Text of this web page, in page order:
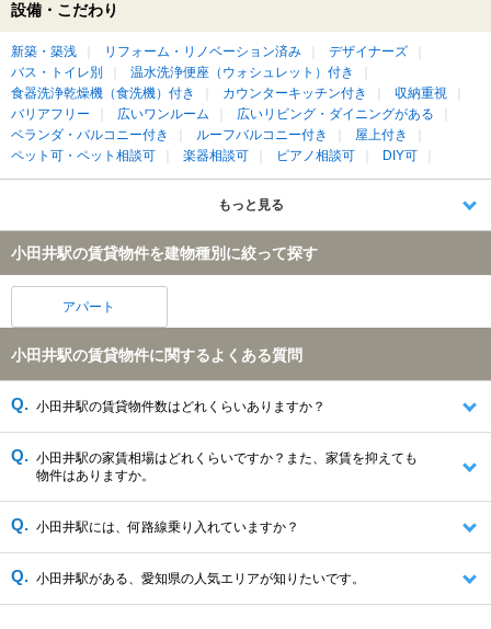
設備・こだわり
新築・築浅 リフォーム・リノベーション済み
デザイナーズ
バス・トイレ別
温水洗浄便座（ウォシュレット）付き
食器洗浄乾燥機（食洗機）付き
カウンターキッチン付き
収納重視
バリアフリー
広いワンルーム
広いリビング・ダイニングがある
ベランダ・バルコニー付き
ルーフバルコニー付き
屋上付き
ペット可・ペット相談可
楽器相談可 ピアノ相談可 DIY可
もっと見る
小田井駅の賃貸物件を建物種別に絞って探す
アパート
小田井駅の賃貸物件に関するよくある質問
小田井駅の賃貸物件数はどれくらいありますか？
小田井駅の家賃相場はどれくらいですか？また、家賃を抑えても
物件はありますか。
小田井駅には、何路線乗り入れていますか？
小田井駅がある、愛知県の人気エリアが知りたいです。